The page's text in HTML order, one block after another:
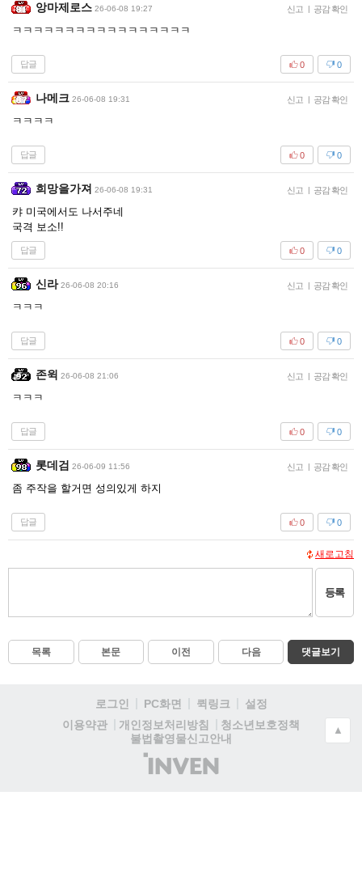
앙마제로스 26-06-08 19:27 신고 | 공감 확인
ㅋㅋㅋㅋㅋㅋㅋㅋㅋㅋㅋㅋㅋㅋㅋㅋㅋ
답글 0
0
나메크 26-06-08 19:31 신고 | 공감 확인
ㅋㅋㅋㅋ
답글 0
0
희망을가져 26-06-08 19:31 신고 | 공감 확인
캬 미국에서도 나서주네
국격 보소!!
답글 0
0
신라 26-06-08 20:16 신고 | 공감 확인
ㅋㅋㅋ
답글 0
0
존윅 26-06-08 21:06 신고 | 공감 확인
ㅋㅋㅋ
답글 0
0
롯데검 26-06-09 11:56 신고 | 공감 확인
좀 주작을 할거면 성의있게 하지
답글 0
0
새로고침
등록
목록 본문 이전 다음 댓글보기
로그인 PC화면 퀵링크
설정
이용약관
개인정보처리방침
청소년보호정책
불법촬영물신고안내
(주)
인
▲